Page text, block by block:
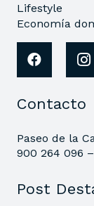
Lifestyle
Economía
Contacto
Paseo de la
900 264 096 –
Post